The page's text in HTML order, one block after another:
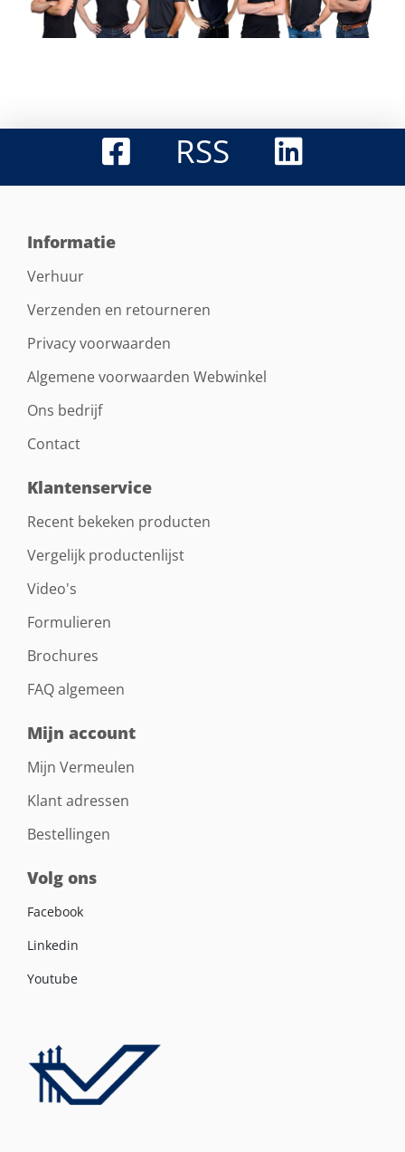
RSS
Informatie
Verhuur
Verzenden en retourneren
Privacy voorwaarden
Algemene voorwaarden Webwinkel
Ons bedrijf
Contact
Klantenservice
Recent bekeken producten
Vergelijk productenlijst
Video's
Formulieren
Brochures
FAQ algemeen
Mijn account
Mijn Vermeulen
Klant adressen
Bestellingen
Volg ons
Facebook
Linkedin
Youtube